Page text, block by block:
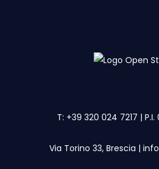
T: +39 320 024 7217 |
Via Torino 33, Brescia |